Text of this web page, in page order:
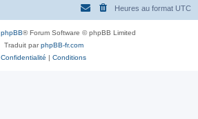
Heures au format UTC
phpBB® Forum Software © phpBB Limited
Traduit parphpBB-fr.com
Confidentialité | Conditions